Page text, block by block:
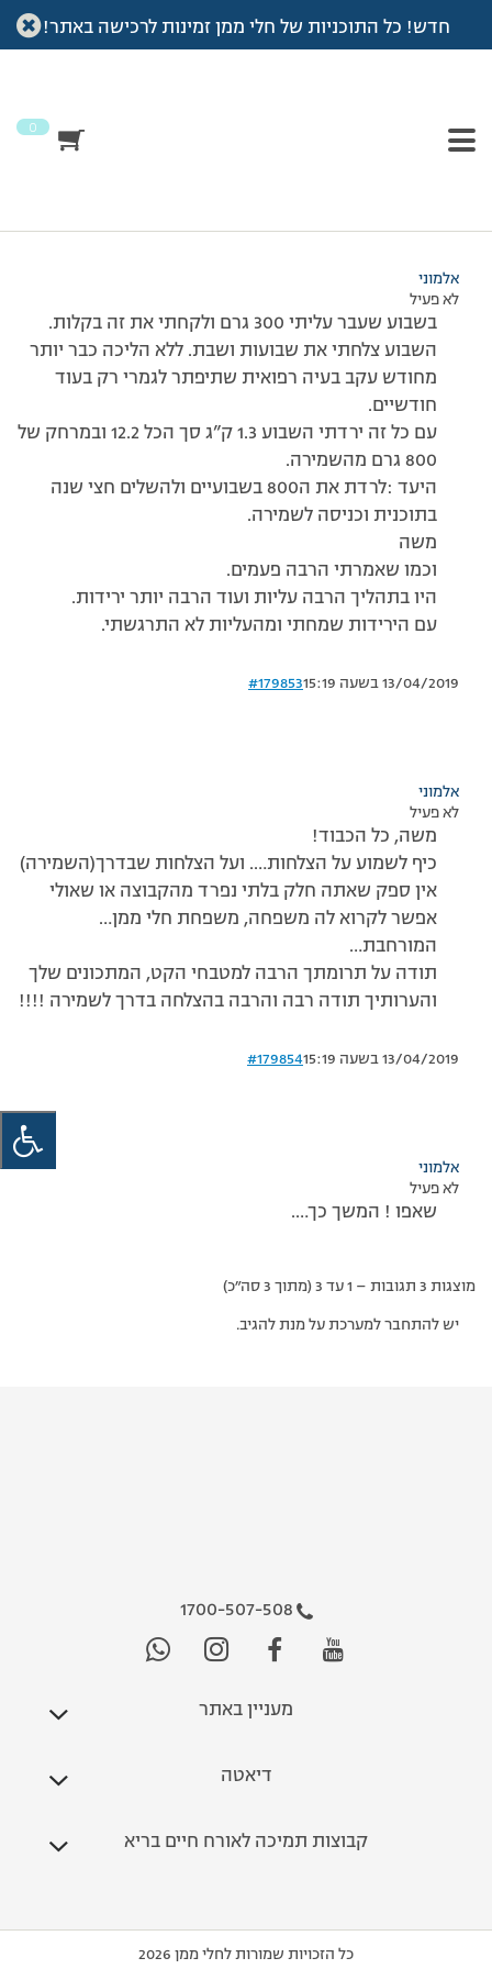
חדש! כל התוכניות של חלי ממן זמינות לרכישה באתר!
0
עמוד הבית >דיונים>פורום >800 גרם לשמירה
מוצגות 3 תגובות – 1 עד 3 (מתוך 3 סה״כ)
אלמוני
לא פעיל
בשבוע שעבר עליתי 300 גרם ולקחתי את זה בקלות.
השבוע צלחתי את שבועות ושבת. ללא הליכה כבר יותר
מחודש עקב בעיה רפואית שתיפתר לגמרי רק בעוד
חודשיים.
עם כל זה ירדתי השבוע 1.3 ק”ג סך הכל 12.2 ובמרחק של
800 גרם מהשמירה.
היעד :לרדת את ה800 בשבועיים ולהשלים חצי שנה
בתוכנית וכניסה לשמירה.
משה
וכמו שאמרתי הרבה פעמים.
היו בתהליך הרבה עליות ועוד הרבה יותר ירידות.
עם הירידות שמחתי ומהעליות לא התרגשתי.
13/04/2019 בשעה 15:19 #179853
אלמוני
לא פעיל
משה, כל הכבוד!
כיף לשמוע על הצלחות…. ועל הצלחות שבדרך(השמירה)
אין ספק שאתה חלק בלתי נפרד מהקבוצה או שאולי
אפשר לקרוא לה משפחה, משפחת חלי ממן…
המורחבת…
תודה על תרומתך הרבה למטבחי הקט, המתכונים שלך
והערותיך תודה רבה והרבה בהצלחה בדרך לשמירה !!!!
13/04/2019 בשעה 15:19 #179854
אלמוני
לא פעיל
שאפו ! המשך כך….
מוצגות 3 תגובות – 1 עד 3 (מתוך 3 סה״כ)
יש להתחבר למערכת על מנת להגיב.
1700-507-508
מעניין באתר
דיאטה
קבוצות תמיכה לאורח חיים בריא
כל הזכויות שמורות לחלי ממן 2026